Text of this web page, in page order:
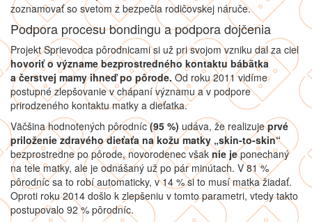
zoznamovať so svetom z bezpečia rodičovskej náruče.
Podpora procesu bondingu a podpora dojčenia
Projekt Sprievodca pôrodnicami si už pri svojom vzniku dal za ciel
hovoriť o význame bezprostredného kontaktu bábätka
a čerstvej mamy ihneď po pôrode. Od roku 2011 vidíme
postupné zlepšovanie v chápaní významu a v podpore
prirodzeného kontaktu matky a dieťatka.
Väčšina hodnotených pôrodníc(95 %) udáva, že realizujeprvé
priloženie zdravého dieťaťa na kožu matky „skin-to-skin“
bezprostredne po pôrode, novorodenec však nie jeponechaný
na tele matky, ale je odnášaný už po pár minútach. V 81 %
pôrodníc sa to robí automaticky, v 14 % si to musí matka žiadať.
Oproti roku 2014 došlo k zlepšeniu v tomto parametri, vtedy takto
postupovalo 92 % pôrodníc.